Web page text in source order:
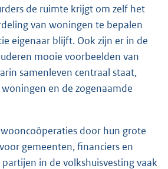
de ruimte krijgt om zelf het
van woningen te bepalen
eigenaar blijft. Ook zijn er in de
mooie voorbeelden van
samenleven centraal staat,
en de zogenaamde
door hun grote
gemeenten, financiers en
in de volkshuisvesting vaak